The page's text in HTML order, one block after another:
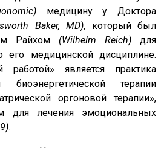
медицину у Доктора
Baker, MD), который был
Райхом (Wilhelm Reich) для
его медицинской дисциплине.
работой» является практика
терапии
оргоновой терапии»,
для лечения эмоциональных
.